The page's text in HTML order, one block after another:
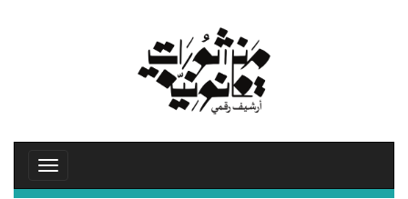
Toggle